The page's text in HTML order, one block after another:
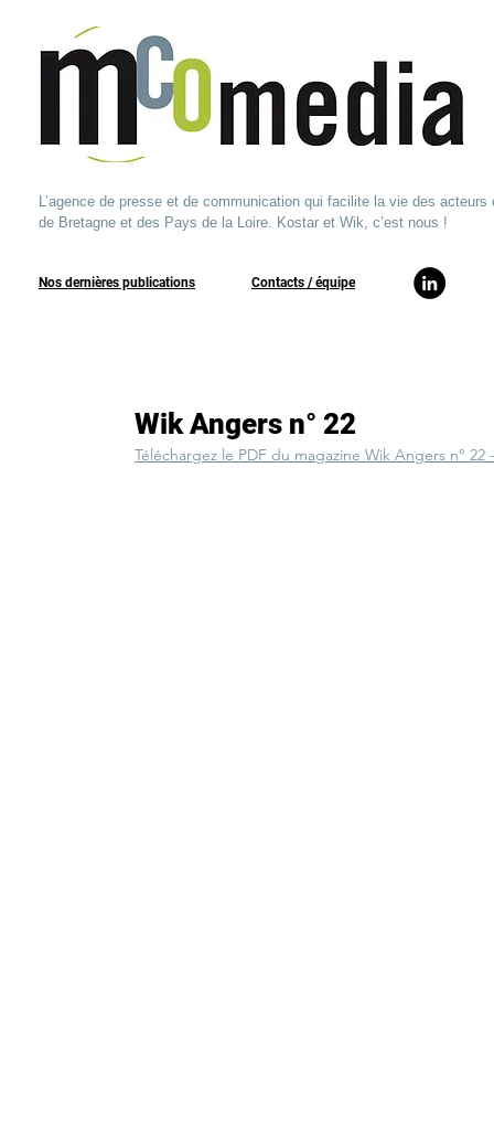
L’agence de presse et de communication qui facilite la vie des acteurs
de Bretagne et des Pays de la Loire. Kostar et Wik, c’est nous !
Nos dernières publications ​Contacts / équipe​
Wik Angers n° 22
Téléchargez le PDF du magazine Wik Angers n° 22